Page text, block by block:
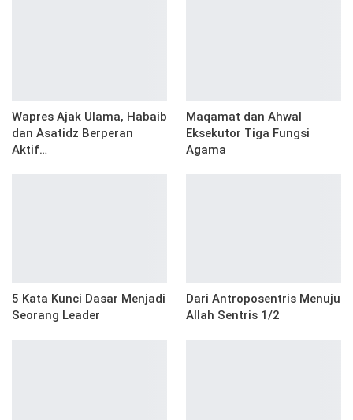
Wapres Ajak Ulama, Habaib
dan Asatidz Berperan
Aktif…
Maqamat dan Ahwal
Eksekutor Tiga Fungsi
Agama
5 Kata Kunci Dasar Menjadi
Seorang Leader
Dari Antroposentris Menuju
Allah Sentris 1/2